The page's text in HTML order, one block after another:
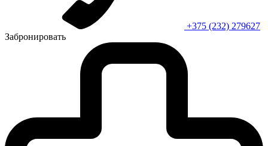
+375 (232) 279627
Забронировать